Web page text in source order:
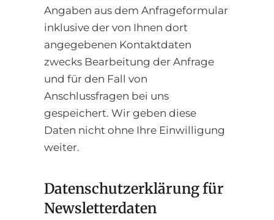
Angaben aus dem Anfrageformular
inklusive der von Ihnen dort
angegebenen Kontaktdaten
zwecks Bearbeitung der Anfrage
und für den Fall von
Anschlussfragen bei uns
gespeichert. Wir geben diese
Daten nicht ohne Ihre Einwilligung
weiter.
Datenschutzerklärung für
Newsletterdaten